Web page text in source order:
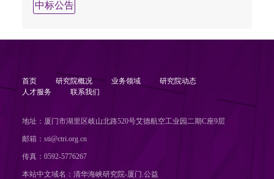
中标公告
首页 研究院概况 业务领域
研究院动态
人才服务
联系我们
地址：厦门市湖里区岐山北路520号艾德航空工业园二期C座9层
邮箱：sti@ctri.org.cn
传真：0592-5776267
本站中文域名：清华海峡研究院-厦门.公益